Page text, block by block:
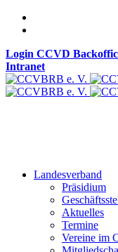
Login CCVD
Intranet
Landesverband
Präsidium
Aktuelles
Termine
Vereine im